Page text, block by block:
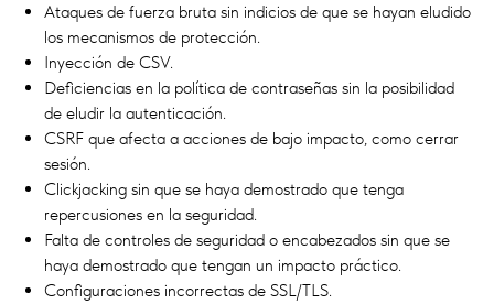
Ataques de fuerza bruta sin indicios de que se hayan eludido
los mecanismos de protección.
Inyección de CSV.
Deficiencias en la política de contraseñas sin la posibilidad
de eludir la autenticación.
CSRF que afecta a acciones de bajo impacto, como cerrar
sesión.
Clickjacking sin que se haya demostrado que tenga
repercusiones en la seguridad.
Falta de controles de seguridad o encabezados sin que se
haya demostrado que tengan un impacto práctico.
Configuraciones incorrectas de SSL/TLS.